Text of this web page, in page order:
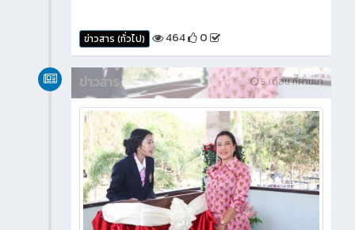
ข่าวสาร (ทั่วไป) 464 0
5 เดือน ที่ผ่านมา
ข่าวสาร